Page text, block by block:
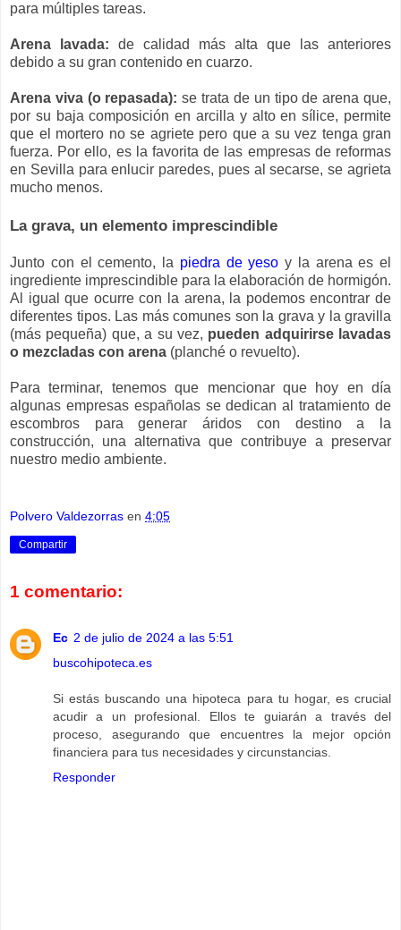
para múltiples tareas.
Arena lavada: de calidad más alta que las anteriores
debido a su gran contenido en cuarzo.
Arena viva (o repasada): se trata de un tipo de arena que,
por su baja composición en arcilla y alto en sílice, permite
que el mortero no se agriete pero que a su vez tenga gran
fuerza. Por ello, es la favorita de las empresas de reformas
en Sevilla para enlucir paredes, pues al secarse, se agrieta
mucho menos.
La grava, un elemento imprescindible
Junto con el cemento, la piedra de yeso y la arena es el
ingrediente imprescindible para la elaboración de hormigón.
Al igual que ocurre con la arena, la podemos encontrar de
diferentes tipos. Las más comunes son la grava y la gravilla
(más pequeña) que, a su vez, pueden adquirirse lavadas
o mezcladas con arena (planché o revuelto).
Para terminar, tenemos que mencionar que hoy en día
algunas empresas españolas se dedican al tratamiento de
escombros para generar áridos con destino a la
construcción, una alternativa que contribuye a preservar
nuestro medio ambiente.
Polvero Valdezorras en 4:05
Compartir
1 comentario:
Ec 2 de julio de 2024 a las 5:51
buscohipoteca.es
Si estás buscando una hipoteca para tu hogar, es crucial
acudir a un profesional. Ellos te guiarán a través del
proceso, asegurando que encuentres la mejor opción
financiera para tus necesidades y circunstancias.
Responder